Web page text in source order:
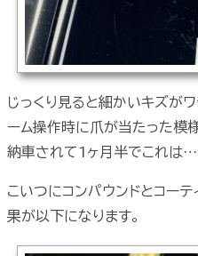
じっくり見ると細かいキズが
ーム操作時に爪が当たった模様
納車されて1ヶ月半でこれは…
こいつにコンパウンドとコー
果が以下になります。